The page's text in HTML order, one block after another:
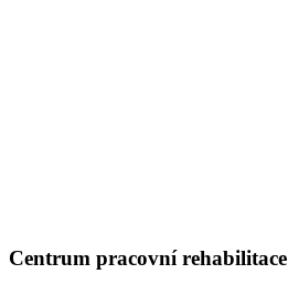
Centrum pracovní rehabilitace